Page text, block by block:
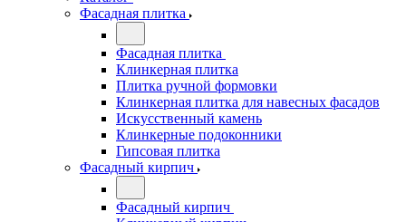
Фасадная плитка
Фасадная плитка
Клинкерная плитка
Плитка ручной формовки
Клинкерная плитка для навесных фасадов
Искусственный камень
Клинкерные подоконники
Гипсовая плитка
Фасадный кирпич
Фасадный кирпич